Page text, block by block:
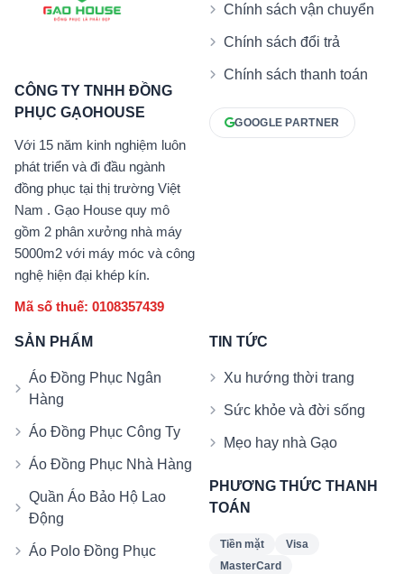
CÔNG TY TNHH ĐỒNG
PHỤC GẠOHOUSE
Với 15 năm kinh nghiệm luôn
phát triển và đi đầu ngành
đồng phục tại thị trường Việt
Nam . Gạo House quy mô
gồm 2 phân xưởng nhà máy
5000m2 với máy móc và công
nghệ hiện đại khép kín.
Mã số thuế: 0108357439
Chính sách vận chuyển
Chính sách đổi trả
Chính sách thanh toán
GOOGLE PARTNER
SẢN PHẨM
Áo Đồng Phục Ngân
Hàng
Áo Đồng Phục Công Ty
Áo Đồng Phục Nhà Hàng
Quần Áo Bảo Hộ Lao
Động
Áo Polo Đồng Phục
TIN TỨC
Xu hướng thời trang
Sức khỏe và đời sống
Mẹo hay nhà Gạo
PHƯƠNG THỨC THANH
TOÁN
Tiền mặt
Visa
MasterCard